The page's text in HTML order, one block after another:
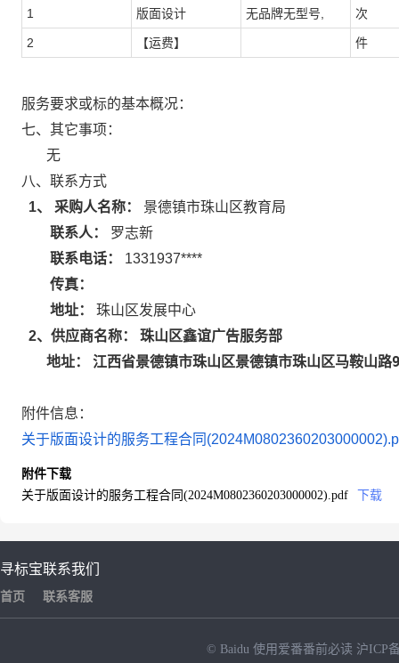
1 版面设计 无品牌无型号, 次
2 【运费】 件
服务要求或标的基本概况：
七、其它事项：
无
八、联系方式
1、 采购人名称：
景德镇市珠山区教育局
联系人：
罗志新
联系电话：
1331937****
传真：
地址：
珠山区发展中心
2、供应商名称： 珠山区鑫谊广告服务部
地址： 江西省景德镇市珠山区景德镇市珠山区马鞍山
附件信息：
关于版面设计的服务工程合同
附件下载
关于版面设计的服务工程合同(2024M0802360203000002).pdf
下载
寻标宝
首页
联系我们
联系客服
© Baidu 使用爱番番前必读 沪ICP